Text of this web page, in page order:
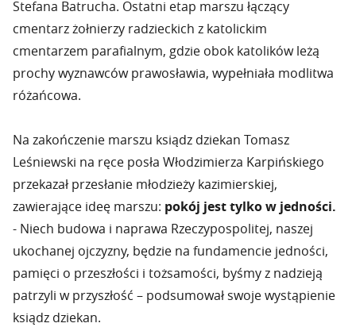
Stefana Batrucha. Ostatni etap marszu łączący
cmentarz żołnierzy radzieckich z katolickim
cmentarzem parafialnym, gdzie obok katolików leżą
prochy wyznawców prawosławia, wypełniała modlitwa
różańcowa.
Na zakończenie marszu ksiądz dziekan Tomasz
Leśniewski na ręce posła Włodzimierza Karpińskiego
przekazał przesłanie młodzieży kazimierskiej,
zawierające ideę marszu: pokój jest tylko w jedności.
- Niech budowa i naprawa Rzeczypospolitej, naszej
ukochanej ojczyzny, będzie na fundamencie jedności,
pamięci o przeszłości i tożsamości, byśmy z nadzieją
patrzyli w przyszłość – podsumował swoje wystąpienie
ksiądz dziekan.